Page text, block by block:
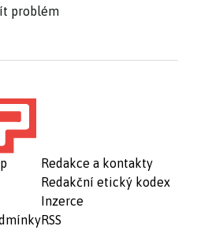
problém
Redakce a kontakty
Redakční etický kodex
Inzerce
RSS